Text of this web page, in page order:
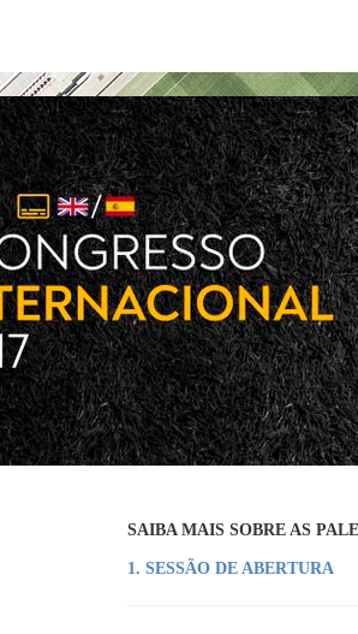
SAIBA MAIS SOBRE AS
1. SESSÃO DE ABERTURA